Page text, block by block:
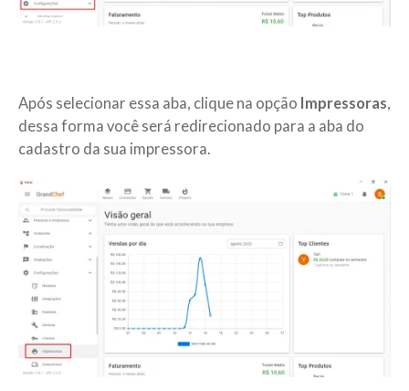
Após selecionar essa aba, clique na opção Impressoras,
dessa forma você será redirecionado para a aba do
cadastro da sua impressora.